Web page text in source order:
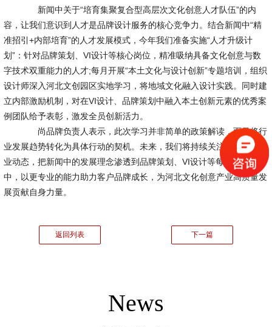
新闻中关于“培育集聚复合型高层次文化创意人才队伍”的内
容，让我们意识到人才是品牌设计服务的核心竞争力。结合新闻中“精
准招引+内部培育”的人才发展模式，今年我们准备实施“人才升级计
划”：针对品牌策划、VI设计等核心岗位，精准吸纳具备文化创意与数
字技术双重能力的人才;每月开展“本土文化与设计创新”专题培训，组织
设计师深入河北文创园区实地学习，将地域文化融入设计实践。同时建
立内部激励机制，对在VI设计、品牌策划中融入本土创新元素的优秀案
例团队给予表彰，激发全员创新活力。
尚品牌负责人表示，此次学习并非简单的政策解读，而是将行
业发展趋势转化为具体行动的契机。未来，我们将持续关注河北文创产
业动态，把新闻中的发展理念渗透到品牌策划、VI设计等每一项服务
中，以更专业的能力助力客户品牌成长，为河北文化创意产业高质量发
展贡献自身力量。
返回列表 下一篇
News